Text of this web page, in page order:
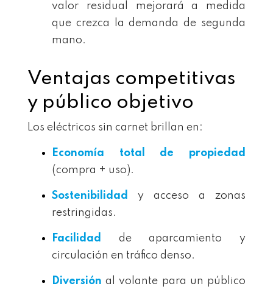
valor residual mejorará a medida
que crezca la demanda de segunda
mano.
Ventajas competitivas
y público objetivo
Los eléctricos sin carnet brillan en:
Economía total de propiedad
(compra + uso).
Sostenibilidad
y acceso a zonas
restringidas.
Facilidad
de aparcamiento y
circulación en tráfico denso.
Diversión al volante para un público